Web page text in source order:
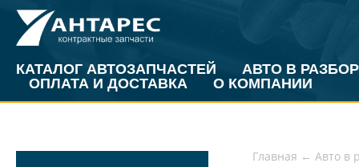
КАТАЛОГ АВТОЗАПЧАСТЕЙ
АВТО В РАЗБОР
ОПЛАТА И ДОСТАВКА
О КОМПАНИИ
Главная ← Авто в